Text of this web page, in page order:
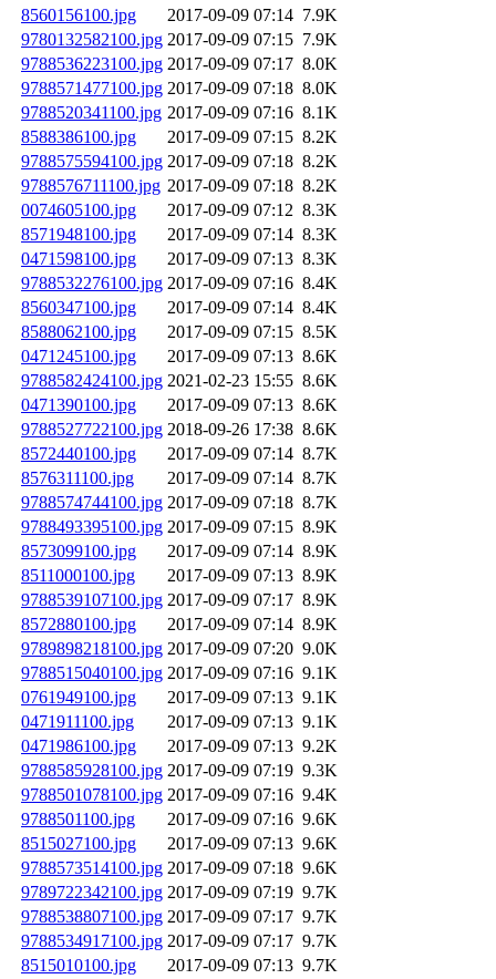
8560156100.jpg
2017-09-09 07:14 7.9K
9780132582100.jpg 2017-09-09 07:15 7.9K
9788536223100.jpg 2017-09-09 07:17 8.0K
9788571477100.jpg 2017-09-09 07:18 8.0K
9788520341100.jpg 2017-09-09 07:16 8.1K
8588386100.jpg
2017-09-09 07:15 8.2K
9788575594100.jpg 2017-09-09 07:18 8.2K
9788576711100.jpg 2017-09-09 07:18 8.2K
0074605100.jpg
2017-09-09 07:12 8.3K
8571948100.jpg
2017-09-09 07:14 8.3K
0471598100.jpg
2017-09-09 07:13 8.3K
9788532276100.jpg 2017-09-09 07:16 8.4K
8560347100.jpg
2017-09-09 07:14 8.4K
8588062100.jpg
2017-09-09 07:15 8.5K
0471245100.jpg
2017-09-09 07:13 8.6K
9788582424100.jpg 2021-02-23 15:55 8.6K
0471390100.jpg
2017-09-09 07:13 8.6K
9788527722100.jpg 2018-09-26 17:38 8.6K
8572440100.jpg
2017-09-09 07:14 8.7K
8576311100.jpg
2017-09-09 07:14 8.7K
9788574744100.jpg 2017-09-09 07:18 8.7K
9788493395100.jpg 2017-09-09 07:15 8.9K
8573099100.jpg
2017-09-09 07:14 8.9K
8511000100.jpg
2017-09-09 07:13 8.9K
9788539107100.jpg 2017-09-09 07:17 8.9K
8572880100.jpg
2017-09-09 07:14 8.9K
9789898218100.jpg 2017-09-09 07:20 9.0K
9788515040100.jpg 2017-09-09 07:16 9.1K
0761949100.jpg
2017-09-09 07:13 9.1K
0471911100.jpg
2017-09-09 07:13 9.1K
0471986100.jpg
2017-09-09 07:13 9.2K
9788585928100.jpg 2017-09-09 07:19 9.3K
9788501078100.jpg 2017-09-09 07:16 9.4K
9788501100.jpg
2017-09-09 07:16 9.6K
8515027100.jpg
2017-09-09 07:13 9.6K
9788573514100.jpg 2017-09-09 07:18 9.6K
9789722342100.jpg 2017-09-09 07:19 9.7K
9788538807100.jpg 2017-09-09 07:17 9.7K
9788534917100.jpg 2017-09-09 07:17 9.7K
8515010100.jpg
2017-09-09 07:13 9.7K